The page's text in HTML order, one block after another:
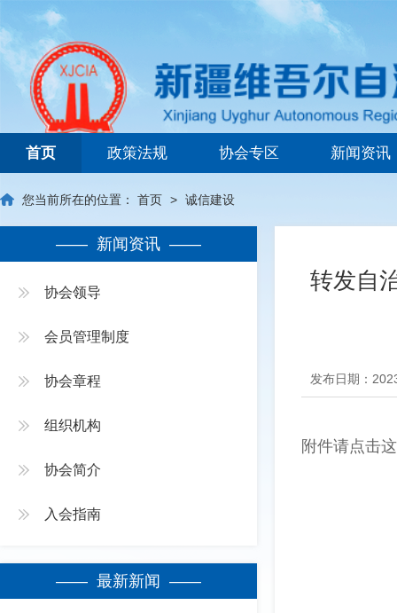
新疆维吾尔自治区建筑业协会
首页 政策法规 协会专区 新闻资讯
您当前所在的位置： 首页 > 诚信建设
—— 新闻资讯 ——
协会领导
会员管理制度
协会章程
组织机构
协会简介
入会指南
—— 最新新闻 ——
转发自
发布日期：
附件请点击